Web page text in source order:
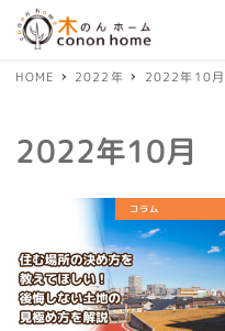
HOME 2022年 2022年10月
2022年10月
コラム